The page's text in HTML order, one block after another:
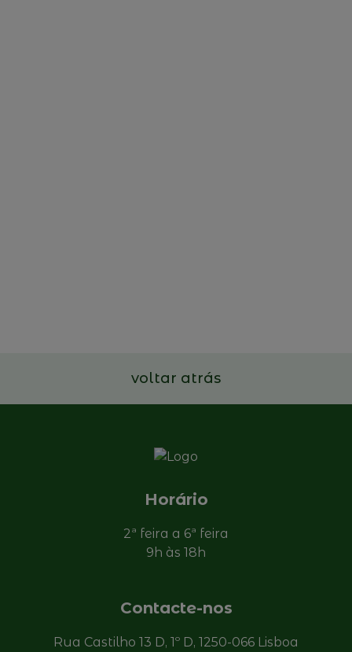
voltar atrás
Horário
2ª feira a 6ª feira
9h às 18h
Contacte-nos
Rua Castilho 13 D, 1º D, 1250-066 Lisboa